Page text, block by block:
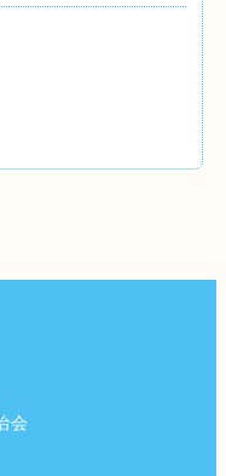
会